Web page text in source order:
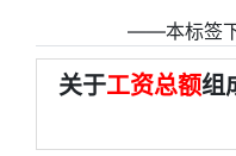
――本标签
关于工资总额组